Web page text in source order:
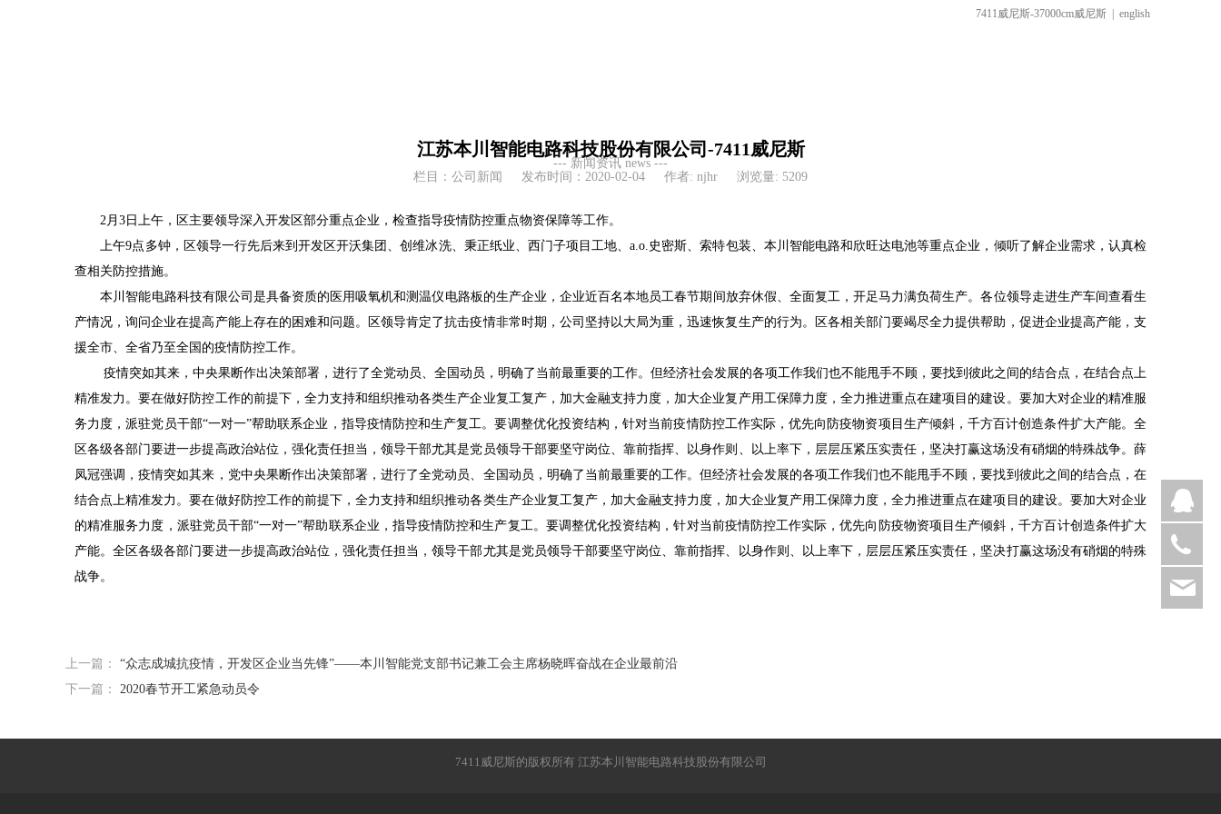
7411威尼斯-37000cm威尼斯 english
--- 新闻资讯 news ---
江苏本川智能电路科技股份有限公司-7411威尼斯
栏目：公司新闻 发布时间：2020-02-04 作者: njhr 浏览量: 5209
2月3日上午，区主要领导深入开发区部分重点企业，检查指导疫情防控重点物资保障等工作。
上午9点多钟，区领导一行先后来到开发区开沃集团、创维冰洗、秉正纸业、西门子项目工地、a.o.史密斯、索特包装、本川智能电路和欣旺达电池等重点企业，倾听了解企业需求，认真检
查相关防控措施。
本川智能电路科技有限公司是具备资质的医用吸氧机和测温仪电路板的生产企业，企业近百名本地员工春节期间放弃休假、全面复工，开足马力满负荷生产。各位领导走进生产车间查看生
产情况，询问企业在提高产能上存在的困难和问题。区领导肯定了抗击疫情非常时期，公司坚持以大局为重，迅速恢复生产的行为。区各相关部门要竭尽全力提供帮助，促进企业提高产能，支
援全市、全省乃至全国的疫情防控工作。
疫情突如其来，中央果断作出决策部署，进行了全党动员、全国动员，明确了当前最重要的工作。但经济社会发展的各项工作我们也不能甩手不顾，要找到彼此之间的结合点，在结合点上
精准发力。要在做好防控工作的前提下，全力支持和组织推动各类生产企业复工复产，加大金融支持力度，加大企业复产用工保障力度，全力推进重点在建项目的建设。要加大对企业的精准服
务力度，派驻党员干部“一对一”帮助联系企业，指导疫情防控和生产复工。要调整优化投资结构，针对当前疫情防控工作实际，优先向防疫物资项目生产倾斜，千方百计创造条件扩大产能。全
区各级各部门要进一步提高政治站位，强化责任担当，领导干部尤其是党员领导干部要坚守岗位、靠前指挥、以身作则、以上率下，层层压紧压实责任，坚决打赢这场没有硝烟的特殊战争。薛
凤冠强调，疫情突如其来，党中央果断作出决策部署，进行了全党动员、全国动员，明确了当前最重要的工作。但经济社会发展的各项工作我们也不能甩手不顾，要找到彼此之间的结合点，在
结合点上精准发力。要在做好防控工作的前提下，全力支持和组织推动各类生产企业复工复产，加大金融支持力度，加大企业复产用工保障力度，全力推进重点在建项目的建设。要加大对企业
的精准服务力度，派驻党员干部“一对一”帮助联系企业，指导疫情防控和生产复工。要调整优化投资结构，针对当前疫情防控工作实际，优先向防疫物资项目生产倾斜，千方百计创造条件扩大
产能。全区各级各部门要进一步提高政治站位，强化责任担当，领导干部尤其是党员领导干部要坚守岗位、靠前指挥、以身作则、以上率下，层层压紧压实责任，坚决打赢这场没有硝烟的特殊
战争。
上一篇： “众志成城抗疫情，开发区企业当先锋”——本川智能党支部书记兼工会主席杨晓晖奋战在企业最前沿
下一篇： 2020春节开工紧急动员令
7411威尼斯的版权所有 江苏本川智能电路科技股份有限公司